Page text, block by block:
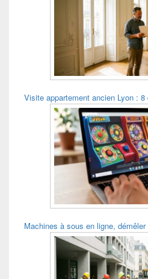
Visite appartement ancien Lyon :
Machines à sous en ligne,